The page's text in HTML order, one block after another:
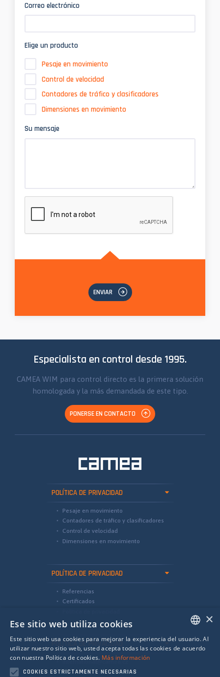
Correo electrónico
Elige un producto
Pesaje en movimiento
Control de velocidad
Contadores de tráfico y clasificadores
Dimensiones en movimiento
Su mensaje
ENVIAR
Especialista en control desde 1995.
CAMEA WIM para control directo es la primera solución
homologada y la más demandada de este tipo.
PONERSE EN CONTACTO
POLÍTICA DE PRIVACIDAD
Pesaje en movimiento
Contadores de tráfico y clasificadores
Control de velocidad
Dimensiones en movimiento
POLÍTICA DE PRIVACIDAD
Referencias
Certificados
POLÍTICA DE PRIVACIDAD
international@camea.cz
camea@camea.cz
ENGLISH
×
Ese sitio web utiliza cookies
Este sitio web usa cookies para mejorar la experiencia del usuario. Al
utilizar nuestro sitio web, usted acepta todas las cookies de acuerdo
con nuestra Política de cookies. Más información
COOKIES ESTRICTAMENTE NECESARIAS